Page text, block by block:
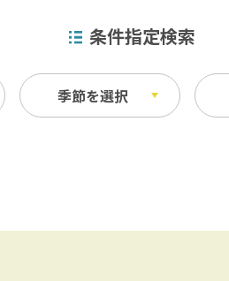
条件指定検索
季節を選択